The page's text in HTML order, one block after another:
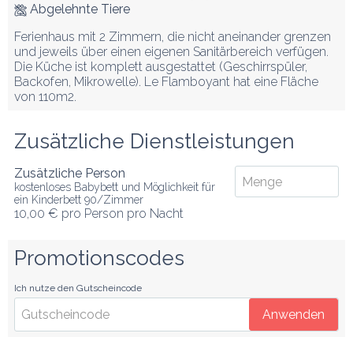
Abgelehnte Tiere
Ferienhaus mit 2 Zimmern, die nicht aneinander grenzen
und jeweils über einen eigenen Sanitärbereich verfügen.
Die Küche ist komplett ausgestattet (Geschirrspüler,
Backofen, Mikrowelle). Le Flamboyant hat eine Fläche
von 110m2.
Zusätzliche Dienstleistungen
Zusätzliche Person
kostenloses Babybett und Möglichkeit für
ein Kinderbett 90/Zimmer
10,00 € pro Person pro Nacht
Promotionscodes
Ich nutze den Gutscheincode
Anwenden